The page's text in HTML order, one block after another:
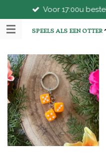
direct
naar
hoofdinhoud
SPEELS ALS EEN OTTER
Voor 17:00u